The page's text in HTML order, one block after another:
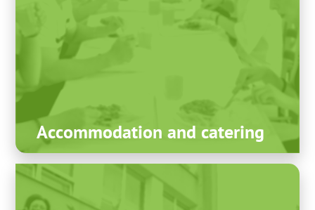
Accommodation and catering